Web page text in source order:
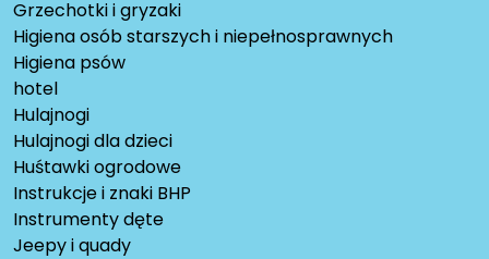
Grzechotki i gryzaki
Higiena osób starszych i niepełnosprawnych
Higiena psów
hotel
Hulajnogi
Hulajnogi dla dzieci
Huśtawki ogrodowe
Instrukcje i znaki BHP
Instrumenty dęte
Jeepy i quady